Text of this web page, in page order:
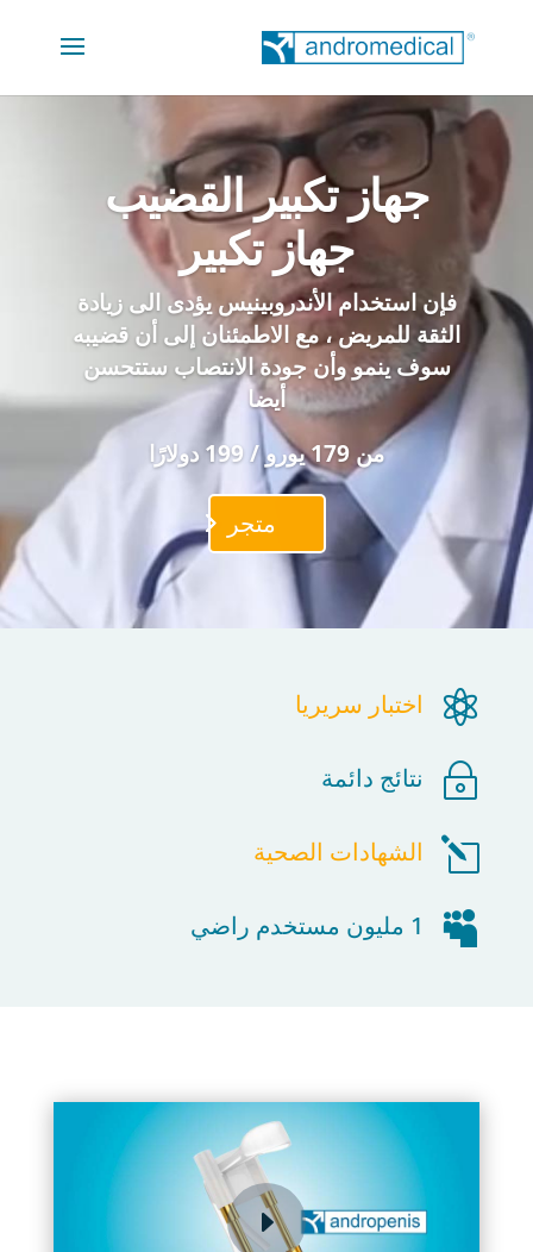
جهاز تكبير القضيب
جهاز تكبير
فإن استخدام الأندروبينيس يؤدى الى زيادة
الثقة للمريض ، مع الاطمئنان إلى أن قضيبه
سوف ينمو وأن جودة الانتصاب ستتحسن
أيضا
من 179 يورو / 199 دولارًا
متجر
 اختبار سريريا
~ نتائج دائمة
l الشهادات الصحية
 1 مليون مستخدم راضي